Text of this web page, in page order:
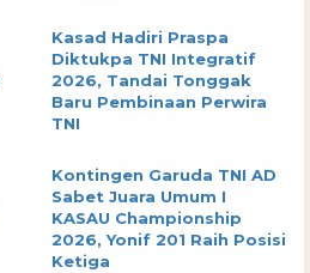
Kasad Hadiri Praspa
Diktukpa TNI Integratif
2026, Tandai Tonggak
Baru Pembinaan Perwira
TNI
Kontingen Garuda TNI AD
Sabet Juara Umum I
KASAU Championship
2026, Yonif 201 Raih Posisi
Ketiga